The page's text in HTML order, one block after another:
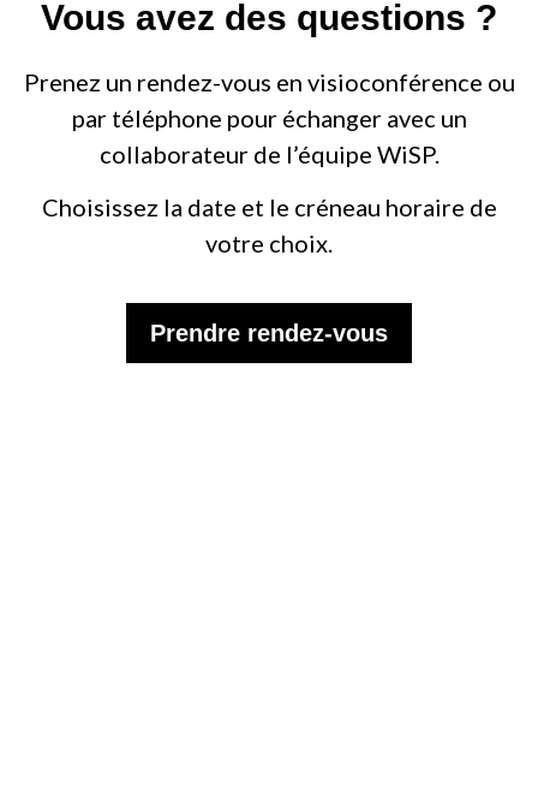
Vous avez des questions ?
Prenez un rendez-vous en visioconférence ou
par téléphone pour échanger avec un
collaborateur de l’équipe WiSP.
Choisissez la date et le créneau horaire de
votre choix.
Prendre rendez-vous